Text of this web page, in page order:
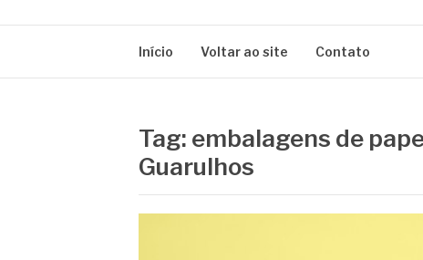
Início Voltar ao site Contato
Tag: embalagens de
Guarulhos